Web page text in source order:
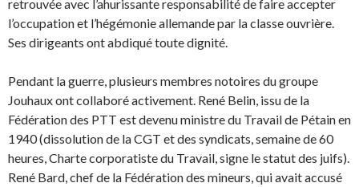
retrouvée avec l’ahurissante responsabilité de faire accepter
l’occupation et l’hégémonie allemande par la classe ouvrière.
Ses dirigeants ont abdiqué toute dignité.
Pendant la guerre, plusieurs membres notoires du groupe
Jouhaux ont collaboré activement. René Belin, issu de la
Fédération des PTT est devenu ministre du Travail de Pétain en
1940 (dissolution de la CGT et des syndicats, semaine de 60
heures, Charte corporatiste du Travail, signe le statut des juifs).
René Bard, chef de la Fédération des mineurs, qui avait accusé